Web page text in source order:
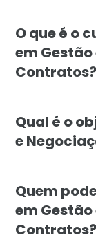
O que é o
em
Contratos?
Qual é o
e
Quem
em
Contratos?